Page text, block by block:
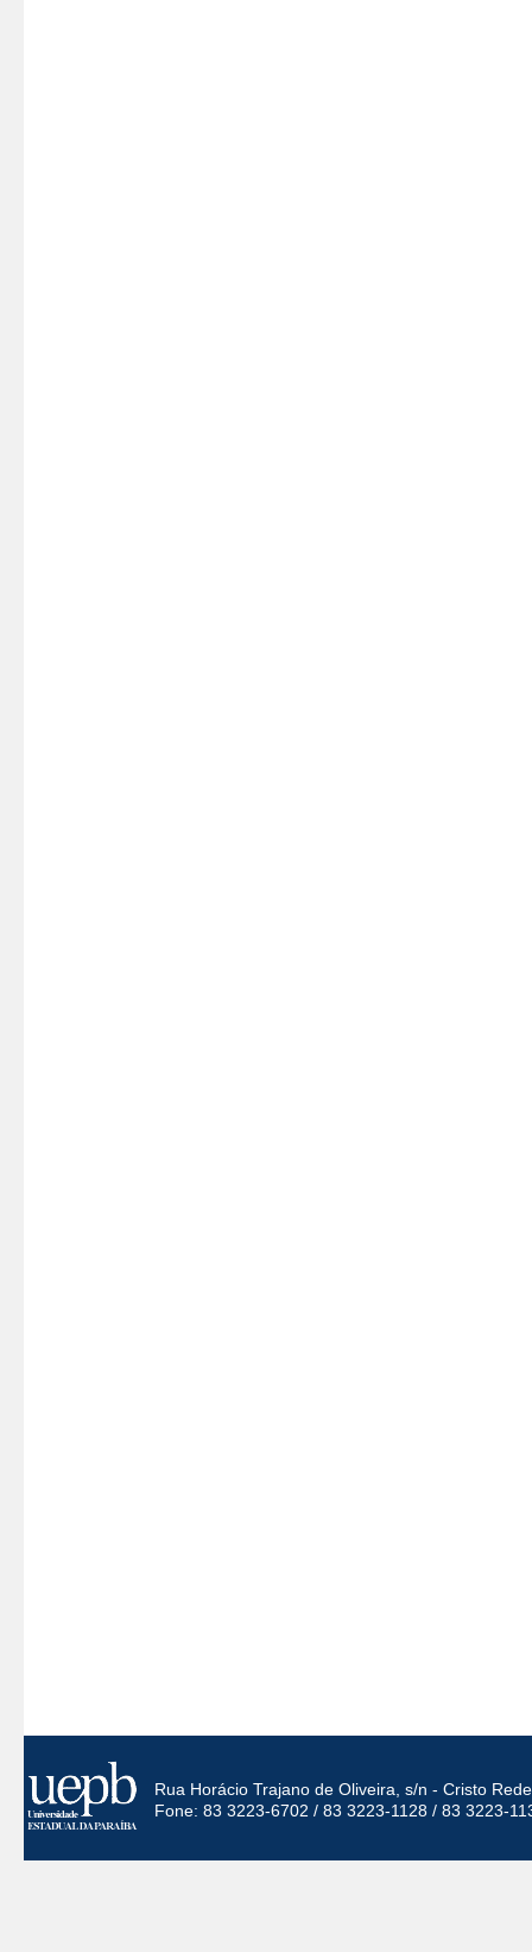
Rua Horácio Trajano de Oliveira, s/n - Cristo
Fone: 83 3223-6702 / 83 3223-1128 / 83 3223-